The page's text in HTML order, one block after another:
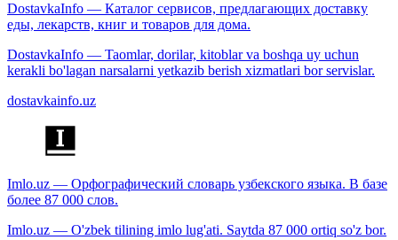
DostavkaInfo — Каталог сервисов, предлагающих доставку
еды, лекарств, книг и товаров для дома.
DostavkaInfo — Taomlar, dorilar, kitoblar va boshqa uy uchun
kerakli bo'lagan narsalarni yetkazib berish xizmatlari bor servislar.
dostavkainfo.uz
Imlo.uz — Орфографический словарь узбекского языка. В базе
более 87 000 слов.
Imlo.uz — O'zbek tilining imlo lug'ati. Saytda 87 000 ortiq so'z bor.